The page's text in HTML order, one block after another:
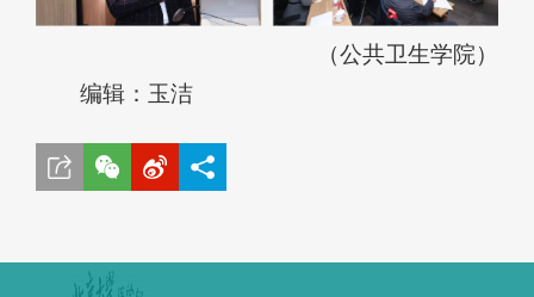
（公共卫生学院）
编辑：玉洁